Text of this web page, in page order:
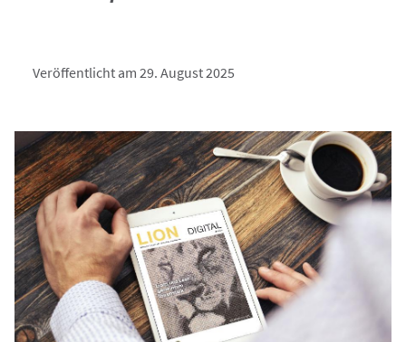
Veröffentlicht am 29. August 2025